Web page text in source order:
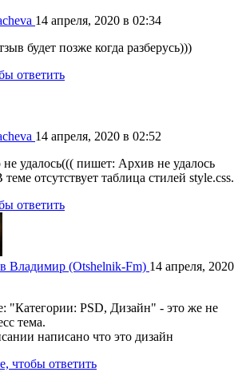
14 апреля, 2020 в 02:34
будет позже когда разберусь)))
ответить
14 апреля, 2020 в 02:52
удалось((( пишет: Архив не удалось
отсутствует таблица стилей style.css.
ответить
Владимир (Otshelnik-Fm) 14 апреля, 2020
"Категории: PSD, Дизайн" - это же не
тема.
написано что это дизайн
чтобы ответить